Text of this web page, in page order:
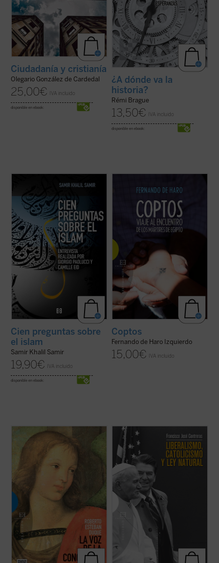
Ciudadanía y cristianía
Olegario González de Cardedal
25,00€ IVA incluido
disponible en ebook:
¿A dónde va la
historia?
Rémi Brague
13,50€ IVA incluido
disponible en ebook:
significativos acontecimientos --conflictos
terroristas, revueltas ciudadanas--
relacionados con la religión islámica que
han afectado de lleno a nuestras vidas.
Esto ...
(ver ficha)
Cien preguntas sobre
el islam
Samir Khalil Samir
19,90€ IVA incluido
disponible en ebook:
encuentros sobre el terreno, el periodista
Fernando de Haro nos acerca a la
actualidad y la historia de estos cristianos
de Oriente Próximo que, a pesar de la
persecución, persisten en su rechazo de la
Coptos
Fernando de Haro Izquierdo
15,00€ IVA incluido
Asistimos actualmente, dentro del ámbito
de la teología moral católica, a una
contraposición frecuente entre una moral
moral «pasiva», en la que priman la
El modelo político liberal ---caracterizado
por el gobierno limitado, los derechos
humanos y el libre mercado--- permitió a
Occidente construir a partir de 1800 las
sociedades más habitables de la historia. El
cristianismo jugó un papel ...(ver ficha)